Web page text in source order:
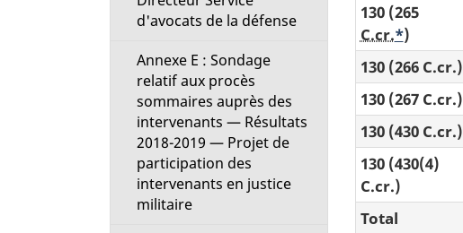
130 (265
C.cr.*)
130 (266 C.cr.)
130 (267 C.cr.)
130 (430 C.cr.)
130 (430(4)
C.cr.)
Total
d'avocats de la défense
Annexe E : Sondage
relatif aux procès
sommaires auprès des
intervenants — Résultats
2018-2019 — Projet de
participation des
intervenants en justice
militaire